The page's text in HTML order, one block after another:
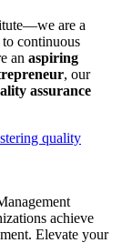
are a
continuous
an aspiring
, our
assurance
quality
achieve
Elevate your